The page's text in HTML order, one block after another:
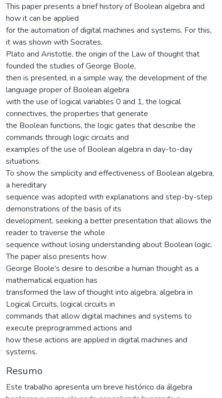
This paper presents a brief history of Boolean algebra and
how it can be applied
for the automation of digital machines and systems. For this,
it was shown with Socrates,
Plato and Aristotle, the origin of the Law of thought that
founded the studies of George Boole,
then is presented, in a simple way, the development of the
language proper of Boolean algebra
with the use of logical variables 0 and 1, the logical
connectives, the properties that generate
the Boolean functions, the logic gates that describe the
commands through logic circuits and
examples of the use of Boolean algebra in day-to-day
situations.
To show the simplicity and effectiveness of Boolean algebra,
a hereditary
sequence was adopted with explanations and step-by-step
demonstrations of the basis of its
development, seeking a better presentation that allows the
reader to traverse the whole
sequence without losing understanding about Boolean logic.
The paper also presents how
George Boole's desire to describe a human thought as a
mathematical equation has
transformed the law of thought into algebra, algebra in
Logical Circuits, logical circuits in
commands that allow digital machines and systems to
execute preprogrammed actions and
how these actions are applied in digital machines and
systems.
Resumo
Este trabalho apresenta um breve histórico da álgebra